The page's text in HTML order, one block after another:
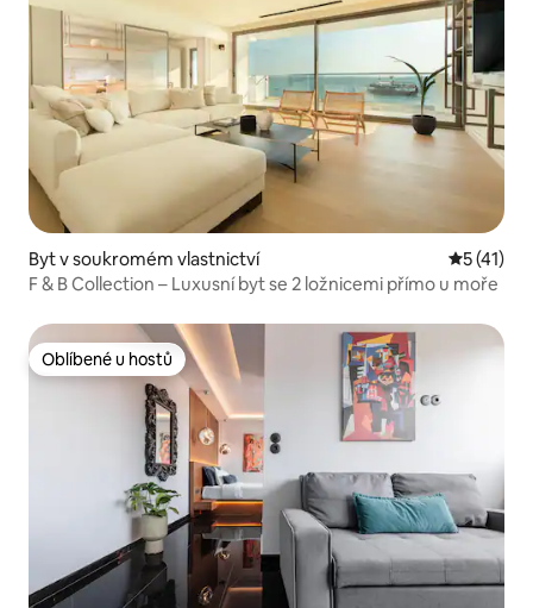
Byt v soukromém vlastnictví
5 (41)
F & B Collection – Luxusní byt se 2 ložnicemi přímo u moře
Oblíbené u hostů
Oblíbené u hostů